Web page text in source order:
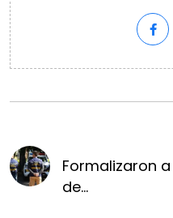
Formalizaron
de...